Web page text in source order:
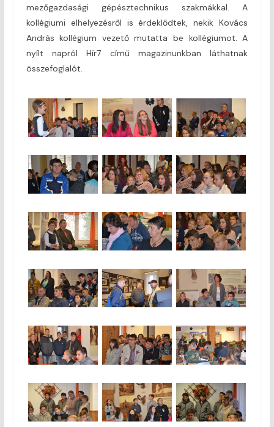
mezőgazdasági gépésztechnikus szakmákkal. A
kollégiumi elhelyezésről is érdeklődtek, nekik Kovács
András kollégium vezető mutatta be kollégiumot. A
nyílt napról Hír7 című magazinunkban láthatnak
összefoglalót.